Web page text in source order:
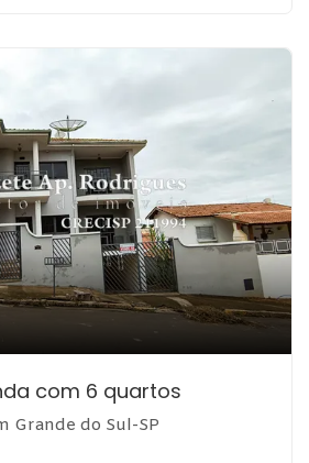
com 6 quartos
Grande do Sul-SP